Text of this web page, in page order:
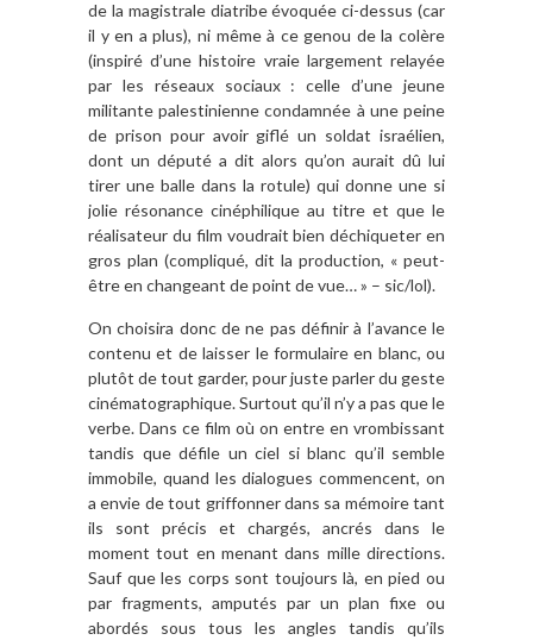
de la magistrale diatribe évoquée ci-dessus (car
il y en a plus), ni même à ce genou de la colère
(inspiré d’une histoire vraie largement relayée
par les réseaux sociaux : celle d’une jeune
militante palestinienne condamnée à une peine
de prison pour avoir giflé un soldat israélien,
dont un député a dit alors qu’on aurait dû lui
tirer une balle dans la rotule) qui donne une si
jolie résonance cinéphilique au titre et que le
réalisateur du film voudrait bien déchiqueter en
gros plan (compliqué, dit la production, « peut-
être en changeant de point de vue… » – sic/lol).
On choisira donc de ne pas définir à l’avance le
contenu et de laisser le formulaire en blanc, ou
plutôt de tout garder, pour juste parler du geste
cinématographique. Surtout qu’il n’y a pas que le
verbe. Dans ce film où on entre en vrombissant
tandis que défile un ciel si blanc qu’il semble
immobile, quand les dialogues commencent, on
a envie de tout griffonner dans sa mémoire tant
ils sont précis et chargés, ancrés dans le
moment tout en menant dans mille directions.
Sauf que les corps sont toujours là, en pied ou
par fragments, amputés par un plan fixe ou
abordés sous tous les angles tandis qu’ils